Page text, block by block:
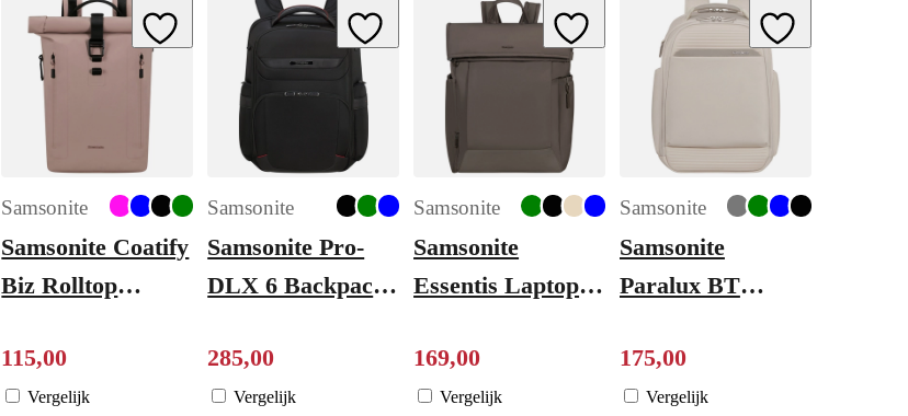
Add to Wishlist
Samsonite
Samsonite Coatify
Biz Rolltop
rose
115,00
Vergelijk
Add to Wishlist
Samsonite
Samsonite Pro-
DLX 6 Backpack
285,00
Vergelijk
Add to Wishlist
Samsonite
Samsonite
Essentis Laptop
- 30.5 liter - 15.6"
laptopvak - dark
169,00
Vergelijk
Add to Wishlist
Samsonite
Samsonite
Paralux BT
Backpack stone
grey
175,00
Vergelijk